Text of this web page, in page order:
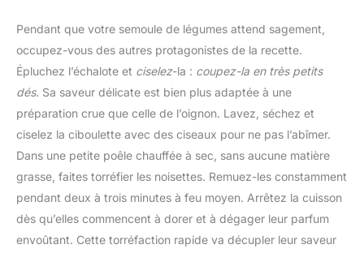
Pendant que votre semoule de légumes attend sagement,
occupez-vous des autres protagonistes de la recette.
Épluchez l’échalote et ciselez-la : coupez-la en très petits
dés. Sa saveur délicate est bien plus adaptée à une
préparation crue que celle de l’oignon. Lavez, séchez et
ciselez la ciboulette avec des ciseaux pour ne pas l’abîmer.
Dans une petite poêle chauffée à sec, sans aucune matière
grasse, faites torréfier les noisettes. Remuez-les constamment
pendant deux à trois minutes à feu moyen. Arrêtez la cuisson
dès qu’elles commencent à dorer et à dégager leur parfum
envoûtant. Cette torréfaction rapide va décupler leur saveur